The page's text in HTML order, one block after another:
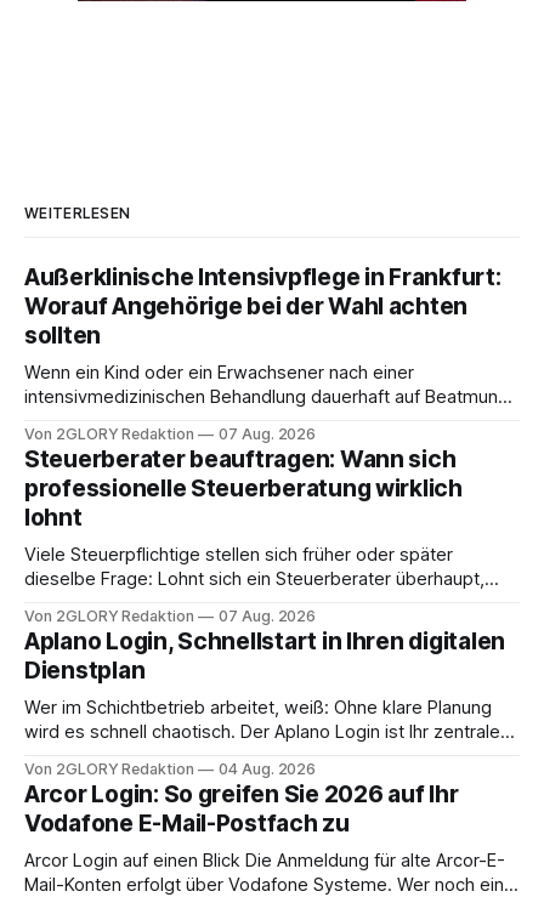
WEITERLESEN
Außerklinische Intensivpflege in Frankfurt:
Worauf Angehörige bei der Wahl achten
sollten
Wenn ein Kind oder ein Erwachsener nach einer
intensivmedizinischen Behandlung dauerhaft auf Beatmung
angewiesen ist, stellt sich für Familien eine schwierige
Frage: Muss die Versorgung dauerhaft in der Klinik bleiben –
oder ist ein Leben zu Hause möglich? Die außerklinische
Intensivpflege bietet genau diese Alternative: Sie
Von 2GLORY Redaktion 07 Aug. 2026
Steuerberater beauftragen: Wann sich
professionelle Steuerberatung wirklich
lohnt
Viele Steuerpflichtige stellen sich früher oder später
dieselbe Frage: Lohnt sich ein Steuerberater überhaupt,
erledigen? Die kurze Antwort: Bei einfachen
Einkommensverhältnissen reicht häufig eine Steuersoftware
aus – sobald jedoch mehrere Einkunftsarten
zusammentreffen oder größere finanzielle Veränderungen
anstehen, zahlt sich professionelle Unterstützung meist
Von 2GLORY Redaktion 07 Aug. 2026
Aplano Login, Schnellstart in Ihren digitalen
Dienstplan
Wer im Schichtbetrieb arbeitet, weiß: Ohne klare Planung
wird es schnell chaotisch. Der Aplano Login ist Ihr zentraler
abwesenheiten und die gesamte kommunikation rund um
Ihr personal digital zu organisieren. In diesem Leitfaden
erfahren Sie alles, was Sie für einen reibungslosen Einstieg
brauchen, von der Registrierung
Von 2GLORY Redaktion 04 Aug. 2026
Arcor Login: So greifen Sie 2026 auf Ihr
Vodafone E-Mail-Postfach zu
Arcor Login auf einen Blick Die Anmeldung für alte Arcor-E-
Mail-Konten erfolgt über Vodafone Systeme. Wer noch eine